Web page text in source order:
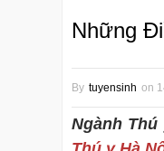
Những
By tuyensinh on
Ngành